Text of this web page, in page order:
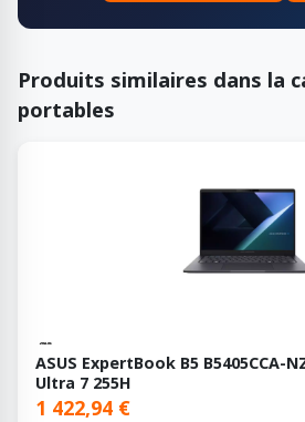
Produits similaires dans la
portables
ASUS ExpertBook B5 B5405CCA-
Ultra 7 255H
1 422,94 €